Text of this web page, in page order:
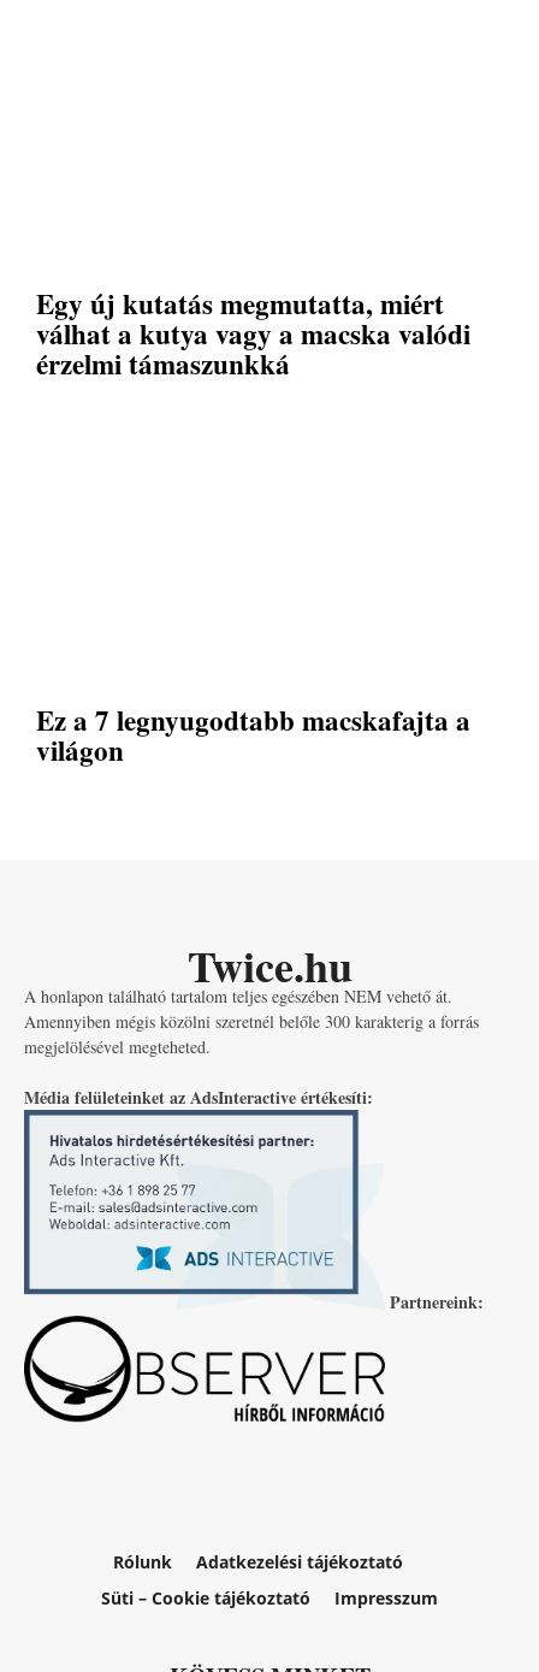
Egy új kutatás megmutatta, miért
válhat a kutya vagy a macska valódi
érzelmi támaszunkká
Ez a 7 legnyugodtabb macskafajta a
világon
Twice.hu
A honlapon található tartalom teljes egészében NEM vehető át.
Amennyiben mégis közölni szeretnél belőle 300 karakterig a forrás
megjelölésével megteheted.
Média felületeinket az AdsInteractive értékesíti:
Partnereink:
Rólunk
Adatkezelési tájékoztató
Süti – Cookie tájékoztató
Impresszum